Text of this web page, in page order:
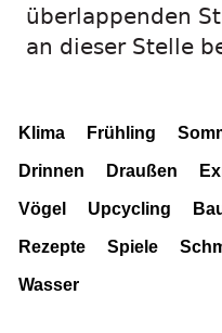
überlappenden
an dieser Stelle
Klima Frühling
Drinnen Draußen
Vögel Upcycling
Rezepte Spiele
Wasser